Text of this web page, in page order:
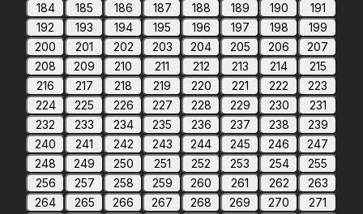
184
185 186 187 188 189 190
191
192
193 194 195 196 197 198
199
200
201 202 203 204 205 206
207
208
209 210 211 212 213 214
215
216
217 218 219 220 221 222
223
224
225 226 227 228 229 230
231
232
233 234 235 236 237 238
239
240
241 242 243 244 245 246
247
248
249 250 251 252 253 254
255
256
257 258 259 260 261 262
263
264
265 266 267 268 269 270
271